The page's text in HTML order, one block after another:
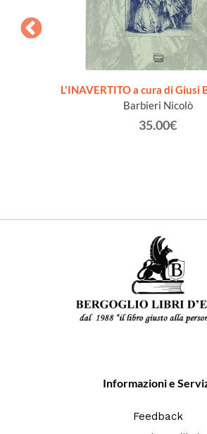
L'INAVERTITO a cura di Giusi
Barbieri Nicolò
35.00€
Informazioni e
Feedback